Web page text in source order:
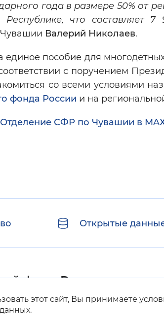
года в размере 50% от
что составляет 7
Валерий Николаев.
единое пособие для
с поручением
со всеми условиями
фонда России и на
Отделение СФР по Чувашии в
этот сайт, Вы принимаете
.
Открытые